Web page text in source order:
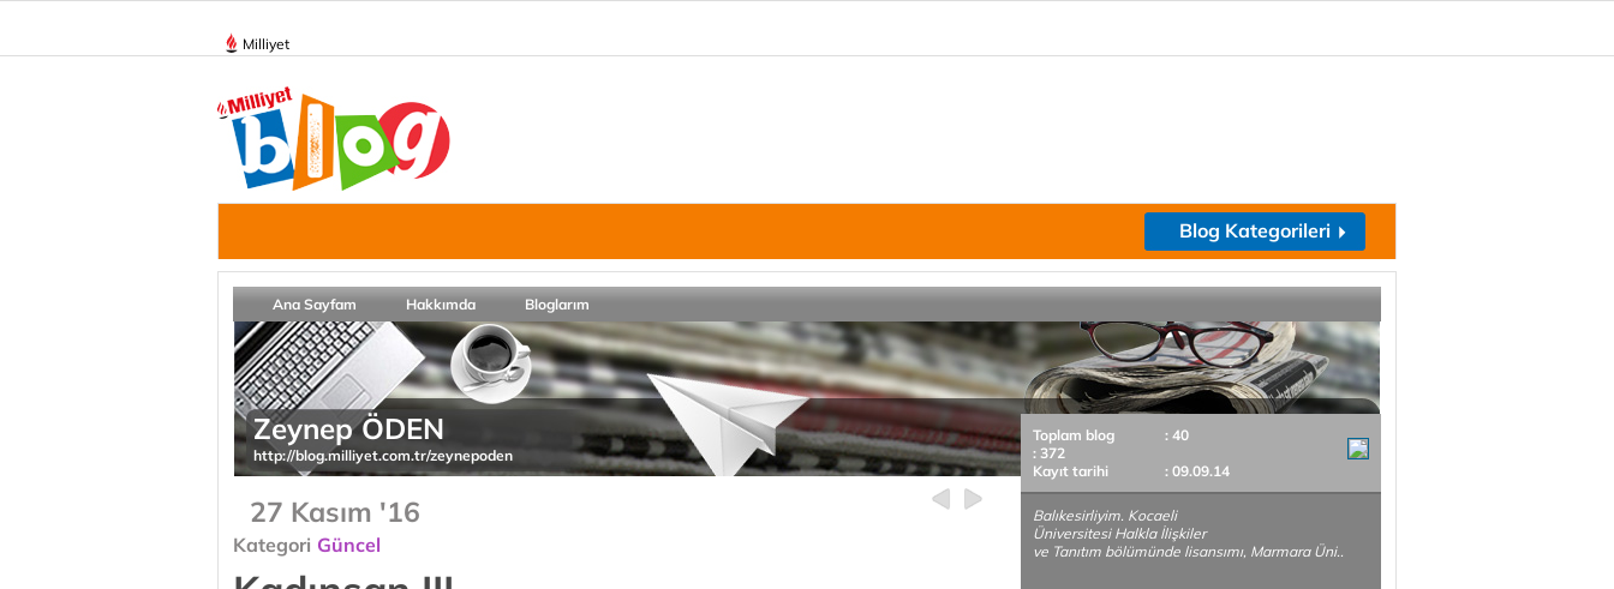
Milliyet
Blog Kategorileri
Ana Sayfam Hakkımda Bloglarım
Zeynep ÖDEN
http://blog.milliyet.com.tr/zeynepoden
27 Kasım '16
Kategori Güncel
Toplam blog
: 40
: 372
Kayıt tarihi
: 09.09.14
Balıkesirliyim. Kocaeli
Üniversitesi Halkla İlişkiler
ve Tanıtım bölümünde lisansımı, Marmara Üni..